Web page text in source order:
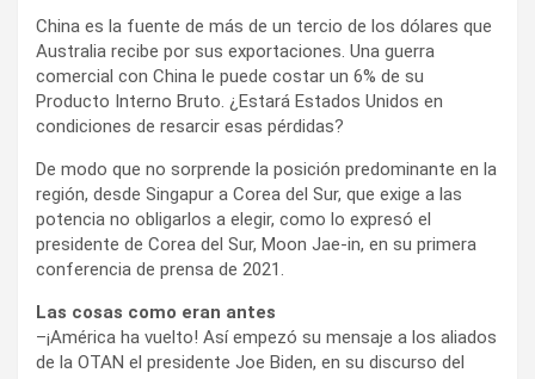
China es la fuente de más de un tercio de los dólares que
Australia recibe por sus exportaciones. Una guerra
comercial con China le puede costar un 6% de su
Producto Interno Bruto. ¿Estará Estados Unidos en
condiciones de resarcir esas pérdidas?
De modo que no sorprende la posición predominante en la
región, desde Singapur a Corea del Sur, que exige a las
potencia no obligarlos a elegir, como lo expresó el
presidente de Corea del Sur, Moon Jae-in, en su primera
conferencia de prensa de 2021.
Las cosas como eran antes
–¡América ha vuelto! Así empezó su mensaje a los aliados
de la OTAN el presidente Joe Biden, en su discurso del